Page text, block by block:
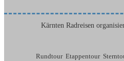
Kärnten Radreisen
Rundtour Etappentour